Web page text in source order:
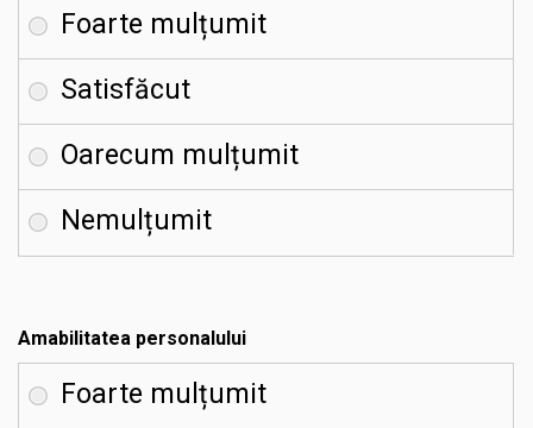
Amabilitatea personalului